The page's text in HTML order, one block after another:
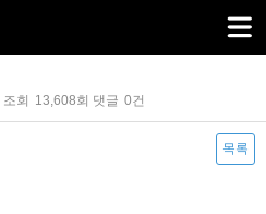
조회 13,608회 댓글 0건
목록